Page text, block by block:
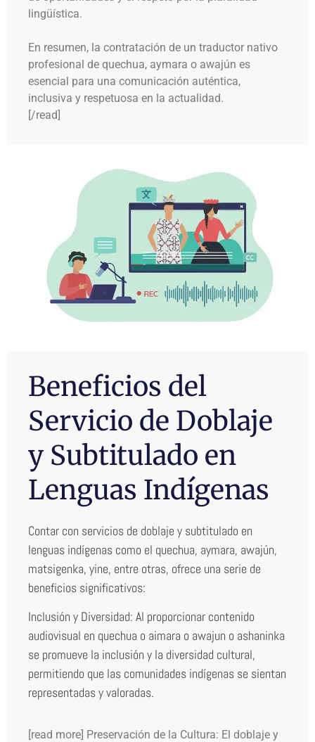
lingüística.
En resumen, la contratación de un traductor nativo
profesional de quechua, aymara o awajún es
esencial para una comunicación auténtica,
inclusiva y respetuosa en la actualidad.
[/read]
Beneficios del
Servicio de Doblaje
y Subtitulado en
Lenguas Indígenas
Contar con servicios de doblaje y subtitulado en
lenguas indígenas como el quechua, aymara, awajún,
matsigenka, yine, entre otras, ofrece una serie de
beneficios significativos:
Inclusión y Diversidad: Al proporcionar contenido
audiovisual en quechua o aimara o awajun o ashaninka
se promueve la inclusión y la diversidad cultural,
permitiendo que las comunidades indígenas se sientan
representadas y valoradas.
[read more] Preservación de la Cultura: El doblaje y